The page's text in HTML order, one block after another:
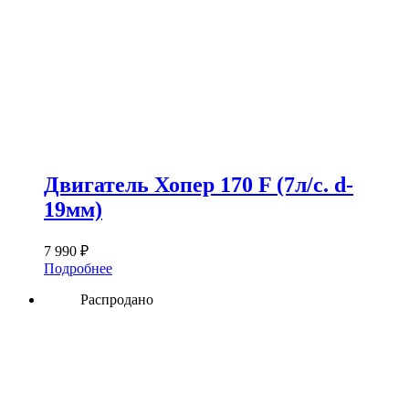
Двигатель Хопер 170 F (7л/с. d-
19мм)
7 990 ₽
Подробнее
Распродано